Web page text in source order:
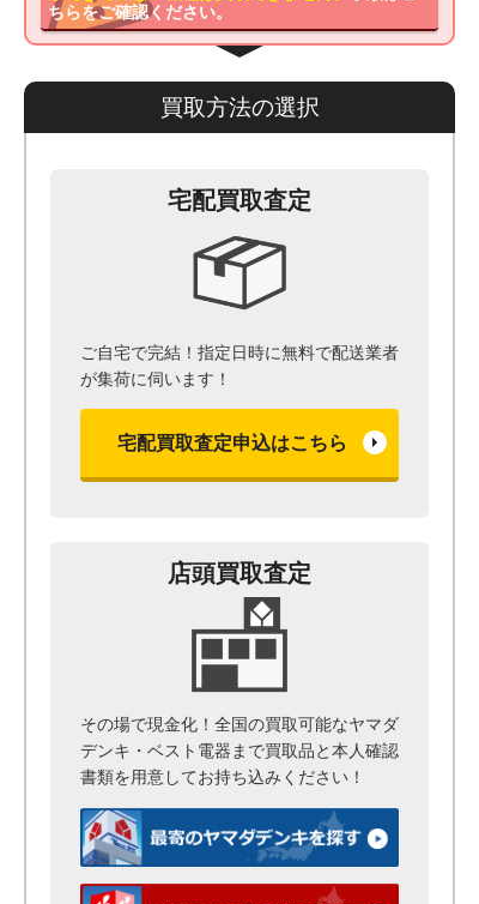
ちらをご確認ください。
買取方法の選択
宅配買取査定
ご自宅で完結！指定日時に無料で配送業者
が集荷に伺います！
宅配買取査定申込はこちら
店頭買取査定
その場で現金化！全国の買取可能なヤマダ
デンキ・ベスト電器まで買取品と本人確認
書類を用意してお持ち込みください！